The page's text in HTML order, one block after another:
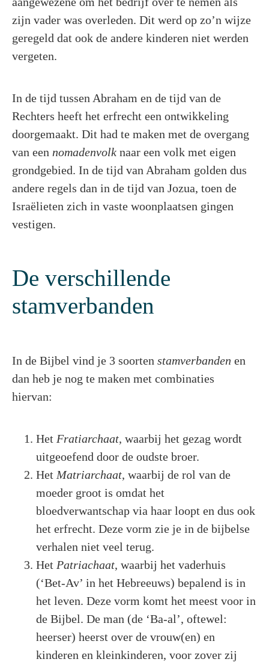
zijn vader was overleden. Dit werd op zo’n wijze
geregeld dat ook de andere kinderen niet werden
vergeten.
In de tijd tussen Abraham en de tijd van de
Rechters heeft het erfrecht een ontwikkeling
doorgemaakt. Dit had te maken met de overgang
van een nomadenvolk naar een volk met eigen
grondgebied. In de tijd van Abraham golden dus
andere regels dan in de tijd van Jozua, toen de
Israëlieten zich in vaste woonplaatsen gingen
vestigen.
De verschillende
stamverbanden
In de Bijbel vind je 3 soorten stamverbanden en
dan heb je nog te maken met combinaties
hiervan:
Het Fratiarchaat, waarbij het gezag wordt
uitgeoefend door de oudste broer.
Het Matriarchaat, waarbij de rol van de
moeder groot is omdat het
bloedverwantschap via haar loopt en dus ook
het erfrecht. Deze vorm zie je in de bijbelse
verhalen niet veel terug.
Het Patriachaat, waarbij het vaderhuis
(‘Bet-Av’ in het Hebreeuws) bepalend is in
het leven. Deze vorm komt het meest voor in
de Bijbel. De man (de ‘Ba-al’, oftewel:
heerser) heerst over de vrouw(en) en
kinderen en kleinkinderen, voor zover zij